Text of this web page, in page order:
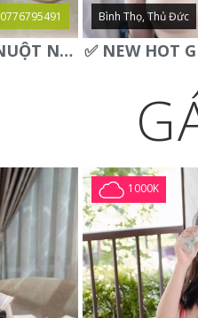
0776795491
❣️HÂN BABY❣️GỢI CẢM NUỘT NÀ DÁNG SON XINH XINH QUYẾN RŨ
Bình Thọ, Thủ Đức
1000K